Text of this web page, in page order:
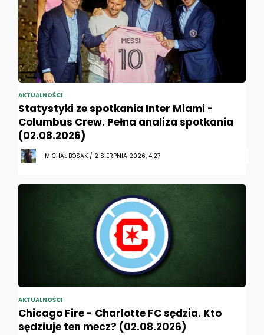
AKTUALNOŚCI
Statystyki ze spotkania Inter Miami -
Columbus Crew. Pełna analiza spotkania
(02.08.2026)
MICHAŁ BOSAK / 2 SIERPNIA 2026, 4:27
AKTUALNOŚCI
Chicago Fire - Charlotte FC sędzia. Kto
sędziuje ten mecz? (02.08.2026)